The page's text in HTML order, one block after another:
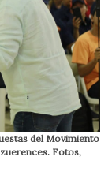
del Movimiento
Fotos,